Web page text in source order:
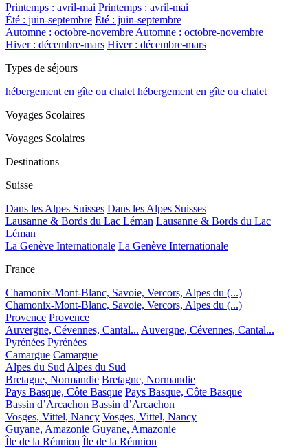
Printemps : avril-mai Printemps : avril-mai
Été : juin-septembre Été : juin-septembre
Automne : octobre-novembre Automne : octobre-novembre
Hiver : décembre-mars Hiver : décembre-mars
Types de séjours
hébergement en gîte ou chalet hébergement en gîte ou chalet
Voyages Scolaires
Voyages Scolaires
Destinations
Suisse
Dans les Alpes Suisses Dans les Alpes Suisses
Lausanne & Bords du Lac Léman Lausanne & Bords du Lac
Léman
La Genève Internationale La Genève Internationale
France
Chamonix-Mont-Blanc, Savoie, Vercors, Alpes du (...)
Chamonix-Mont-Blanc, Savoie, Vercors, Alpes du (...)
Provence Provence
Auvergne, Cévennes, Cantal... Auvergne, Cévennes, Cantal...
Pyrénées Pyrénées
Camargue Camargue
Alpes du Sud Alpes du Sud
Bretagne, Normandie Bretagne, Normandie
Pays Basque, Côte Basque Pays Basque, Côte Basque
Bassin d’Arcachon Bassin d’Arcachon
Vosges, Vittel, Nancy Vosges, Vittel, Nancy
Guyane, Amazonie Guyane, Amazonie
Île de la Réunion Île de la Réunion